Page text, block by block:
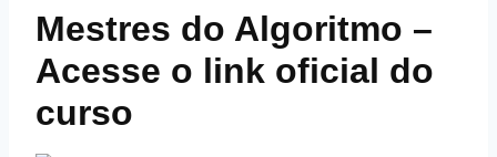
Mestres do Algoritmo –
Acesse o link oficial do
curso